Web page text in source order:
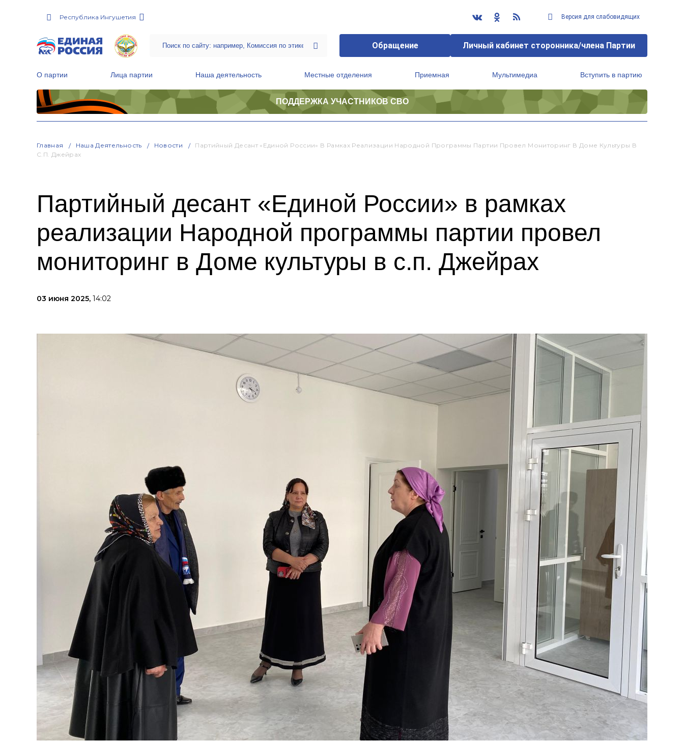
Республика Ингушетия Версия для слабовидящих
Обращение Личный кабинет сторонника/члена Партии
О партии Лица партии Наша деятельность Местные отделения Приемная Мультимедиа Вступить в партию
ПОДДЕРЖКА УЧАСТНИКОВ СВО
Главная Наша Деятельность Новости
Партийный Десант «Единой России» В Рамках Реализации Народной Программы Партии Провел Мониторинг В Доме Культуры В
С.п. Джейрах
Партийный десант «Единой России» в рамках
реализации Народной программы партии провел
мониторинг в Доме культуры в с.п. Джейрах
03 июня 2025, 14:02